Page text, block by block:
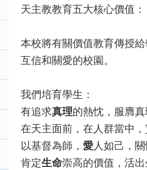
天主教教育五大核心價值
本校將有關價值教育傳授
互信和關愛的校園。
我們培育學生：
有追求真理的熱忱，服膺真
在天主面前，在人群當中
以基督為師，愛人如己，關
肯定生命崇高的價值，活